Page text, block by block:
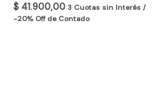
$ 41.900,00 3 Cuotas sin Interés /
-20% Off de Contado